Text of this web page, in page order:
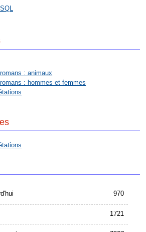
SQL
: animaux
: hommes et femmes
970
1721